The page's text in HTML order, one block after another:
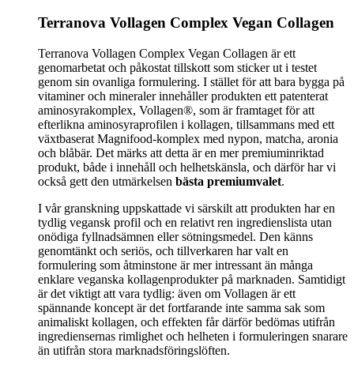
Terranova Vollagen Complex Vegan Collagen
Terranova Vollagen Complex Vegan Collagen är ett
genomarbetat och påkostat tillskott som sticker ut i testet
genom sin ovanliga formulering. I stället för att bara bygga på
vitaminer och mineraler innehåller produkten ett patenterat
aminosyrakomplex, Vollagen®, som är framtaget för att
efterlikna aminosyraprofilen i kollagen, tillsammans med ett
växtbaserat Magnifood-komplex med nypon, matcha, aronia
och blåbär. Det märks att detta är en mer premiuminriktad
produkt, både i innehåll och helhetskänsla, och därför har vi
också gett den utmärkelsen bästa premiumvalet.
I vår granskning uppskattade vi särskilt att produkten har en
tydlig vegansk profil och en relativt ren ingredienslista utan
onödiga fyllnadsämnen eller sötningsmedel. Den känns
genomtänkt och seriös, och tillverkaren har valt en
formulering som åtminstone är mer intressant än många
enklare veganska kollagenprodukter på marknaden. Samtidigt
är det viktigt att vara tydlig: även om Vollagen är ett
spännande koncept är det fortfarande inte samma sak som
animaliskt kollagen, och effekten får därför bedömas utifrån
ingrediensernas rimlighet och helheten i formuleringen snarare
än utifrån stora marknadsföringslöften.